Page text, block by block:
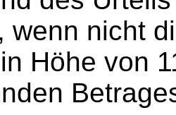
wenn nicht
Höhe von